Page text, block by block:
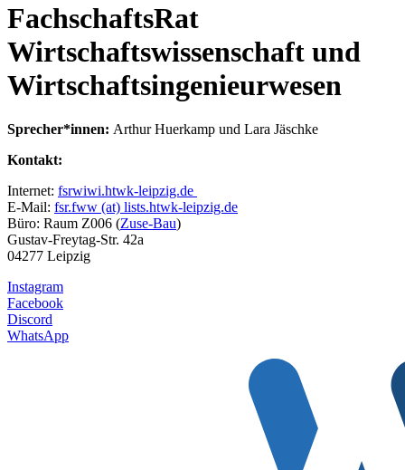
FachschaftsRat
Wirtschaftswissenschaft und
Wirtschaftsingenieurwesen
Sprecher*innen: Arthur Huerkamp und Lara Jäschke
Kontakt:
Internet: fsrwiwi.htwk-leipzig.de
E-Mail: fsr.fww (at) lists.htwk-leipzig.de
Büro: Raum Z006 (Zuse-Bau)
Gustav-Freytag-Str. 42a
04277 Leipzig
Instagram
Facebook
Discord
WhatsApp